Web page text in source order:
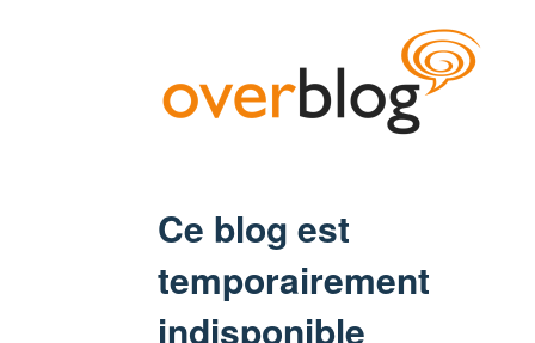
Ce blog est
temporairement
indisponible